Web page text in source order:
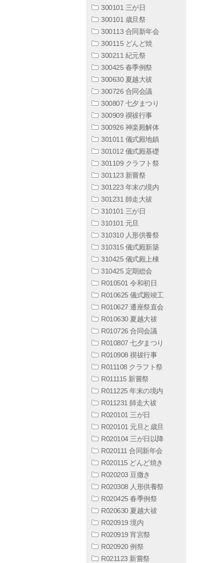
300101 三が日
300101 歳旦祭
300113 合同新年会
300115 どんど焼
300211 紀元祭
300425 春季例祭
300630 夏越大祓
300726 合同会議
300807 七夕まつり
300909 禊祓行事
300926 神楽殿解体
301011 儀式殿地鎮
301012 儀式殿基礎
301109 クラフト祭
301123 新嘗祭
301223 年末の境内
301231 師走大祓
310101 三が日
310101 元旦
310310 人形供養祭
310315 儀式殿新築
310425 儀式殿上棟
310425 定期総会
R010501 令和初日
R010625 儀式殿竣工
R010627 遷座祭直会
R010630 夏越大祓
R010726 合同会議
R010807 七夕まつり
R010908 禊祓行事
R011108 クラフト祭
R011115 新嘗祭
R011225 年末の境内
R011231 師走大祓
R020101 三が日
R020101 元旦と歳旦
R020104 三が日以降
R020111 合同新年会
R020115 どんど焼き
R020203 豆撒き
R020308 人形供養祭
R020425 春季例祭
R020630 夏越大祓
R020919 境内
R020919 宵宮祭
R020920 例祭
R021123 新嘗祭